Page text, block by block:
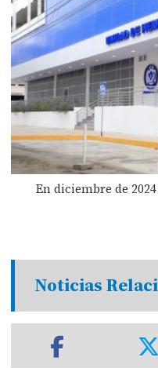
En diciembre de
Noticias